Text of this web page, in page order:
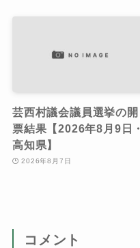
芸西村議会議員選挙の開
票結果【2026年8月9日・
高知県】
2026年8月7日
コメント